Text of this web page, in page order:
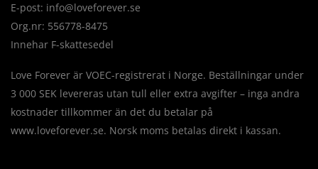
E-post: info@loveforever.se
Org.nr: 556778-8475
Innehar F-skattesedel
Love Forever är VOEC-registrerat i Norge. Beställningar under
3 000 SEK levereras utan tull eller extra avgifter – inga andra
kostnader tillkommer än det du betalar på
www.loveforever.se. Norsk moms betalas direkt i kassan.